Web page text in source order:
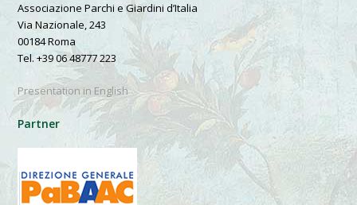
Associazione Parchi e Giardini d’Italia
Via Nazionale, 243
00184 Roma
Tel. +39 06 48777 223
Presentation in English
Partner